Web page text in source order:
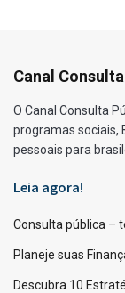
Canal
O Canal Consulta
programas sociais,
pessoais para
Leia agora!
Consulta pública –
Planeje suas
Descubra 10